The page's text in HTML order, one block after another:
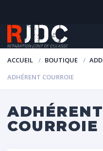
ACCUEIL BOUTIQUE
ADHÉRENT COURROIE
ADHÉRENT
COURROIE